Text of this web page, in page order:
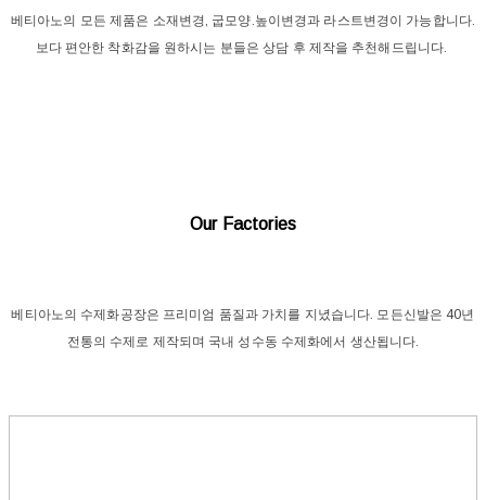
베티아노의 모든 제품은 소재변경, 굽모양.높이변경과 라스트변경이 가능합니다.
보다 편안한 착화감을 원하시는 분들은 상담 후 제작을 추천해드립니다.
Our Factories
베티아노의 수제화공장은 프리미엄 품질과 가치를 지녔습니다. 모든신발은 40년
전통의 수제로 제작되며 국내 성수동 수제화에서 생산됩니다.